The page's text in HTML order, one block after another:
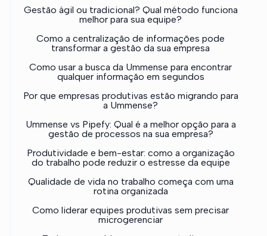
Gestão ágil ou tradicional? Qual método funciona
melhor para sua equipe?
Como a centralização de informações pode
transformar a gestão da sua empresa
Como usar a busca da Ummense para encontrar
qualquer informação em segundos
Por que empresas produtivas estão migrando para
a Ummense?
Ummense vs Pipefy: Qual é a melhor opção para a
gestão de processos na sua empresa?
Produtividade e bem-estar: como a organização
do trabalho pode reduzir o estresse da equipe
Qualidade de vida no trabalho começa com uma
rotina organizada
Como liderar equipes produtivas sem precisar
microgerenciar